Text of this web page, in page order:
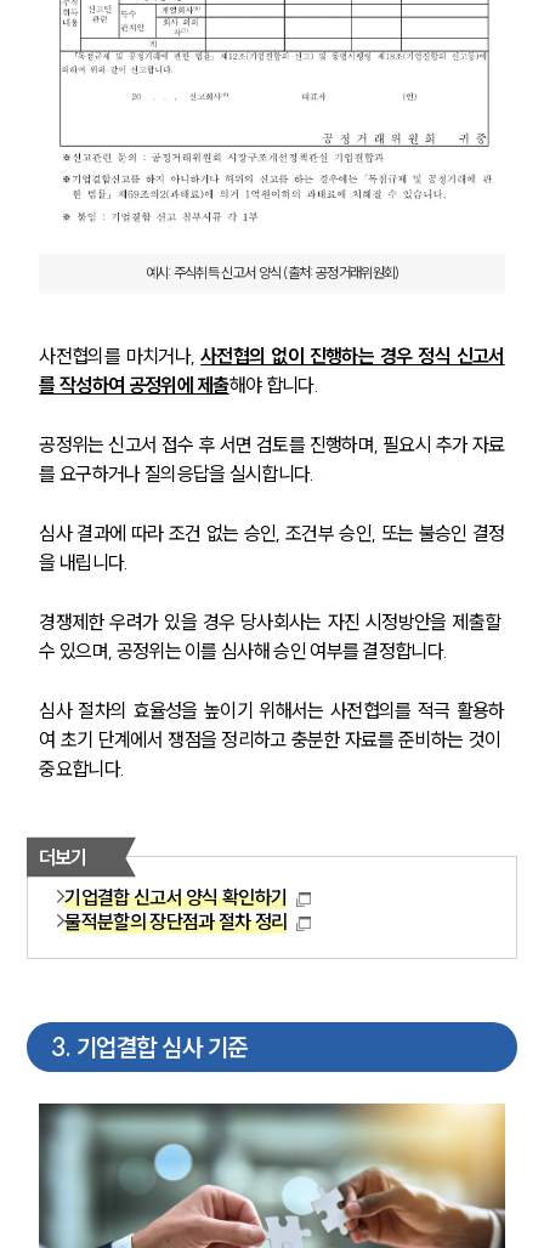
센터소개
대륜의 강점
글로벌 파트너 로펌
고객의 소리
업무사례
주요 업무사례
사례분석/최신동향
법률정보
M&A센터 업무
전체
예시: 주식취득 신고서 양식 (출처: 공정거래위원회)
사전협의를 마치거나, 사전협의 없이 진행하는 경우 정식 신고서
를 작성하여 공정위에 제출해야 합니다.
공정위는 신고서 접수 후 서면 검토를 진행하며, 필요시 추가 자료
를 요구하거나 질의응답을 실시합니다.
심사 결과에 따라 조건 없는 승인, 조건부 승인, 또는 불승인 결정
을 내립니다.
경쟁제한 우려가 있을 경우 당사회사는 자진 시정방안을 제출할
수 있으며, 공정위는 이를 심사해 승인 여부를 결정합니다.
심사 절차의 효율성을 높이기 위해서는 사전협의를 적극 활용하
여 초기 단계에서 쟁점을 정리하고 충분한 자료를 준비하는 것이
중요합니다.
더보기
기업결합 신고서 양식 확인하기
물적분할의 장단점과 절차 정리
3. 기업결합 심사 기준